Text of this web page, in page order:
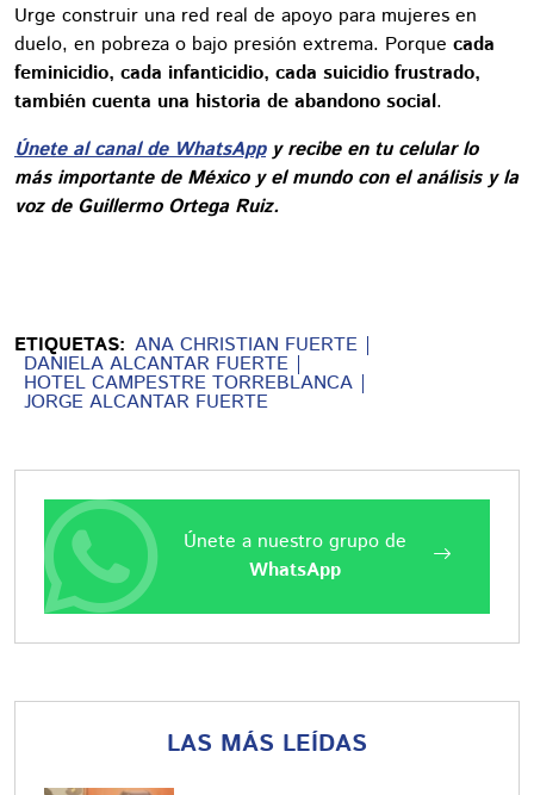
Urge construir una red real de apoyo para mujeres en
duelo, en pobreza o bajo presión extrema. Porque cada
feminicidio, cada infanticidio, cada suicidio frustrado,
también cuenta una historia de abandono social.
Únete al canal de WhatsAppy recibe en tu celular lo
más importante de México y el mundo con el análisis y la
voz de Guillermo Ortega Ruiz.
ETIQUETAS: ANA CHRISTIAN FUERTE
DANIELA ALCANTAR FUERTE
HOTEL CAMPESTRE TORREBLANCA
JORGE ALCANTAR FUERTE
Únete a nuestro grupo de
WhatsApp
LAS MÁS LEÍDAS